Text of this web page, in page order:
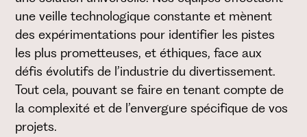
une veille technologique constante et mènent
des expérimentations pour identifier les pistes
les plus prometteuses, et éthiques, face aux
défis évolutifs de l’industrie du divertissement.
Tout cela, pouvant se faire en tenant compte de
la complexité et de l’envergure spécifique de vos
projets.